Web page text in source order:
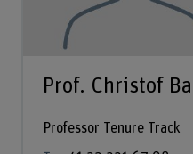
Prof. Christof
Professor Tenure Track